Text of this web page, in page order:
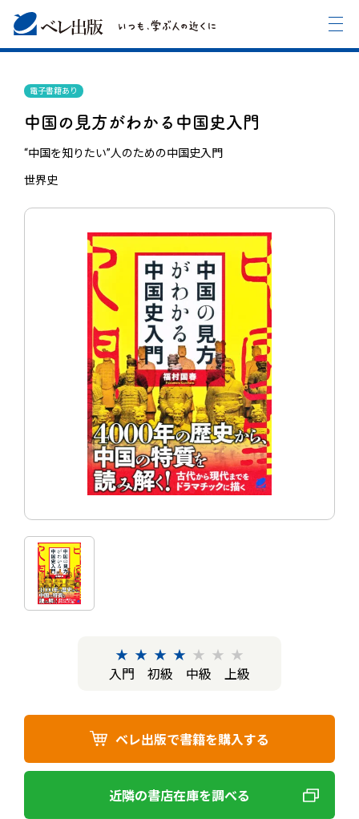
電子書籍あり
中国の見方がわかる中国史入門
“中国を知りたい”人のための中国史入門
世界史
★ ★ ★ ★ ★ ★ ★
入門
初級 中級 上級
ベレ出版で書籍を購入する
近隣の書店在庫を調べる